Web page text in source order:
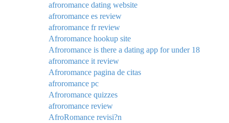
afroromance dating website
afroromance es review
afroromance fr review
Afroromance hookup site
Afroromance is there a dating app for under 18
afroromance it review
Afroromance pagina de citas
afroromance pc
Afroromance quizzes
afroromance review
AfroRomance revisi?n